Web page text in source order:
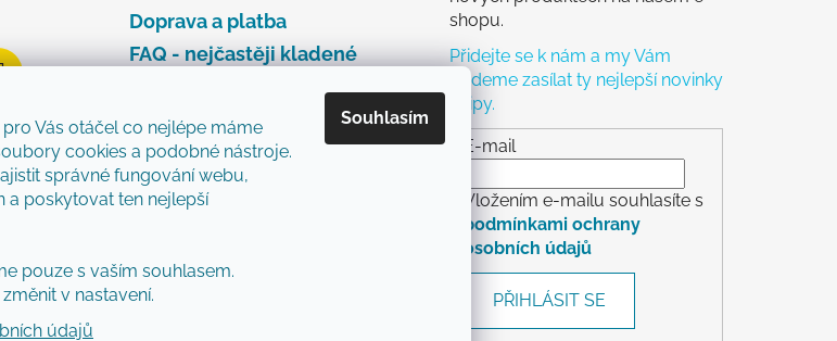
Vás otáčel co nejlépe máme
cookies a podobné nástroje.
správné fungování webu,
a poskytovat ten nejlepší
pouze s vaším souhlasem.
v nastavení.
údajů
Souhlasím
Doprava a platba
FAQ - nejčastěji kladené
Najdete u nás tyto značky
Zásady ochrany osobních
údajů
Obchodní podmínky
nebo výměnu zboží
shopu.
Přidejte se k nám a my Vám
budeme zasílat ty nejlepší novinky
a tipy.
E-mail
Vložením e-mailu souhlasíte s
podmínkami ochrany
osobních údajů
PŘIHLÁSIT SE